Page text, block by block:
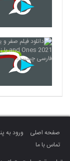
صفحه اصلی ورود به
تماس با ما